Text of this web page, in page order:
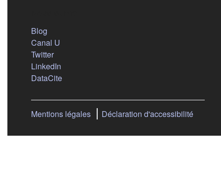
Blog
Canal U
Twitter(s'ouvre dans un nouvel onglet)
LinkedIn
DataCite(s'ouvre dans un nouvel onglet)
Mentions légales Déclaration d'accessibilité